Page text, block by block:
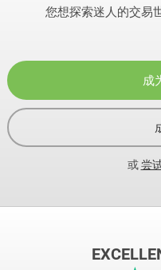
您想探索迷人的交易
成
或尝